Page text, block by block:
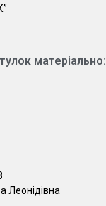
матеріально:
Леонідівна